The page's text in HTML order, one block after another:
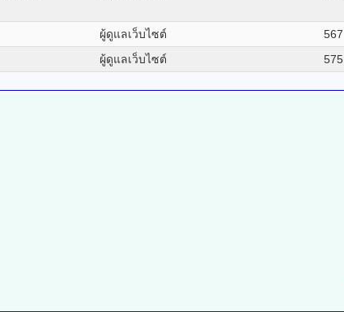
ผู้ดูแลเว็บไซต์
567
ผู้ดูแลเว็บไซต์ 575